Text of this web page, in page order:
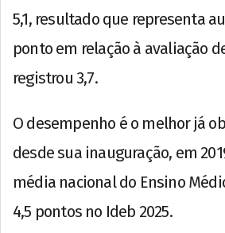
5,1, resultado que representa
ponto em relação à avaliação
registrou 3,7.
O desempenho é o melhor já
desde sua inauguração, em
média nacional do Ensino
4,5 pontos no Ideb 2025.